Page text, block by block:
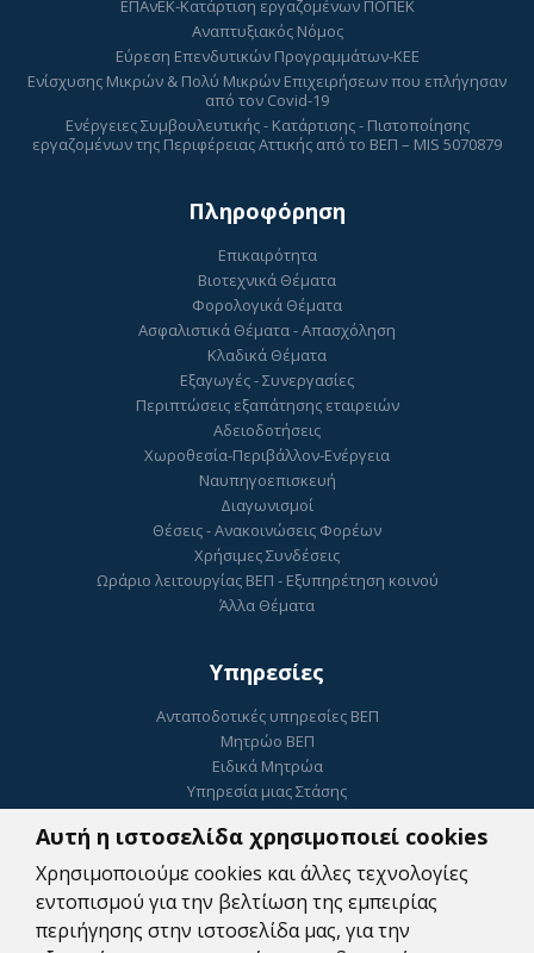
Αυτή η ιστοσελίδα χρησιμοποιεί cookies
Χρησιμοποιούμε cookies και άλλες τεχνολογίες
εντοπισμού για την βελτίωση της εμπειρίας
περιήγησης στην ιστοσελίδα μας, για την
ΕΠΑνΕΚ-Κατάρτιση εργαζομένων ΠΟΠΕΚ
Αναπτυξιακός Νόμος
Εύρεση Επενδυτικών Προγραμμάτων-ΚΕΕ
Ενίσχυσης Μικρών & Πολύ Μικρών Επιχειρήσεων που επλήγησαν
από τον Covid-19
Ενέργειες Συμβουλευτικής - Κατάρτισης - Πιστοποίησης
εργαζομένων της Περιφέρειας Αττικής από το ΒΕΠ – MIS 5070879
Πληροφόρηση
Επικαιρότητα
Βιοτεχνικά Θέματα
Φορολογικά Θέματα
Ασφαλιστικά Θέματα - Απασχόληση
Κλαδικά Θέματα
Εξαγωγές - Συνεργασίες
Περιπτώσεις εξαπάτησης εταιρειών
Αδειοδοτήσεις
Χωροθεσία-Περιβάλλον-Ενέργεια
Ναυπηγοεπισκευή
Διαγωνισμοί
Θέσεις - Ανακοινώσεις Φορέων
Χρήσιμες Συνδέσεις
Ωράριο λειτουργίας ΒΕΠ - Εξυπηρέτηση κοινού
Άλλα Θέματα
Υπηρεσίες
Ανταποδοτικές υπηρεσίες ΒΕΠ
Μητρώο ΒΕΠ
Ειδικά Μητρώα
Υπηρεσία μιας Στάσης
Ηλεκτρονικό Επιμελητήριο
ΓΕΜΗ
Ψηφιακή Υπογραφή
Κατοχύρωση Εμπορικού Σήματος
Συμβουλευτικές Υπηρεσίες
Πληρωμές